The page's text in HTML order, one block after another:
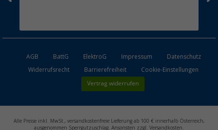
AGB BattG ElektroG Impressum
Datenschutz
Widerrufsrecht
Barrierefreiheit Cookie-Einstellungen
Vertrag widerrufen
Alle Preise inkl. MwSt., versandkostenfreie Lieferung ab 100 € innerhalb Österreich,
ausgenommen Sperrgutzuschlag. Ansonsten zzgl. Versandkosten.